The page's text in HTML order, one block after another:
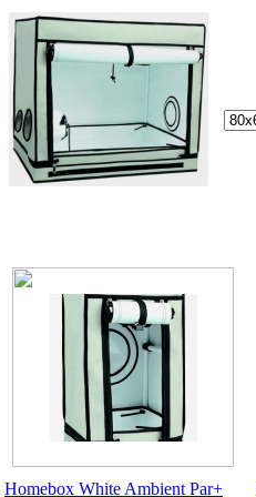
Homebox White Ambient Par+